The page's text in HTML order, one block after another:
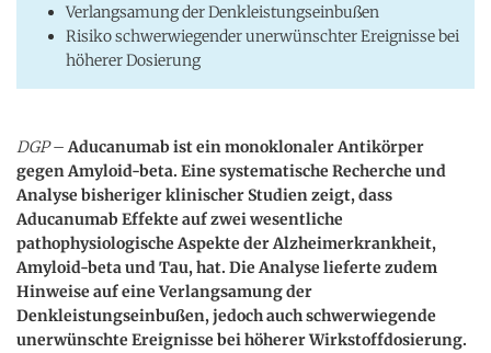
Verlangsamung der Denkleistungseinbußen
Risiko schwerwiegender unerwünschter Ereignisse bei
höherer Dosierung
DGP–Aducanumab ist ein monoklonaler Antikörper
gegen Amyloid-beta. Eine systematische Recherche und
Analyse bisheriger klinischer Studien zeigt, dass
Aducanumab Effekte auf zwei wesentliche
pathophysiologische Aspekte der Alzheimerkrankheit,
Amyloid-beta und Tau, hat. Die Analyse lieferte zudem
Hinweise auf eine Verlangsamung der
Denkleistungseinbußen, jedoch auch schwerwiegende
unerwünschte Ereignisse bei höherer Wirkstoffdosierung.